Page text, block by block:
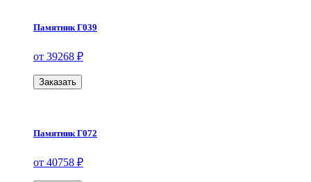
Памятник Г039
от 39268 ₽
Заказать
Памятник Г072
от 40758 ₽